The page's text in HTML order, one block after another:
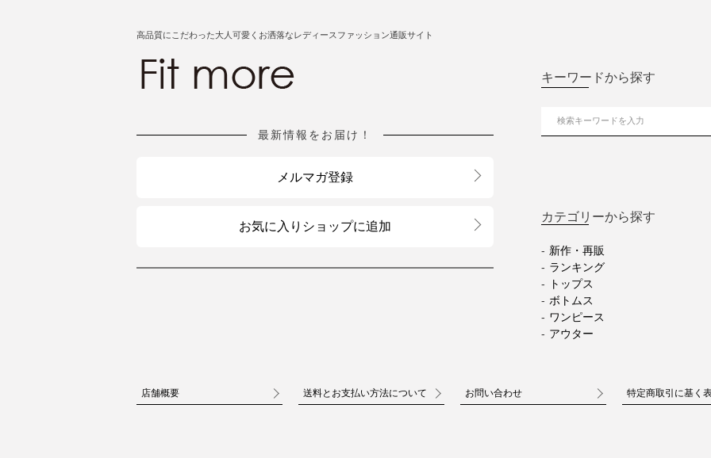
高品質にこだわった大人可愛くお洒落なレディースファッション通販サイト
最新情報をお届け！
メルマガ登録
お気に入りショップに追加
キーワードから探す
カテゴリーから探す
新作・再販
ランキング
トップス
ボトムス
ワンピース
アウター
店舗概要 送料とお支払い方法について お問い合わせ 特定商取引に基く